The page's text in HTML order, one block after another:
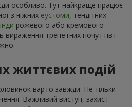
особливо. Тут найкраще працює
з ніжних еустоми, тендітних
рожевого або кремового
вираження трепетних почуттів і
життєвих подій
варто завжди. Не тільки
Важливий виступ, захист